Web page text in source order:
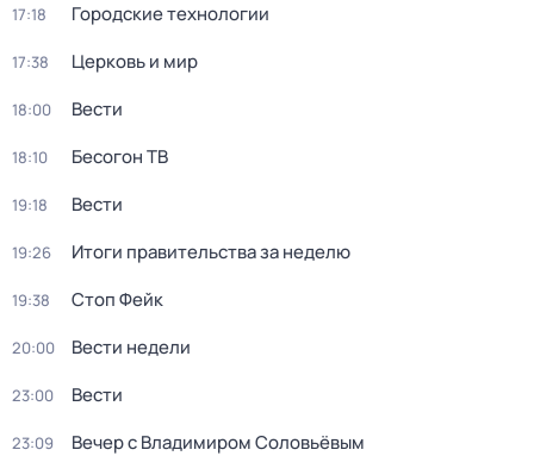
17:18 Городские технологии
17:38 Церковь и мир
18:00 Вести
18:10 Бесогон ТВ
19:18 Вести
19:26 Итоги правительства за неделю
19:38 Стоп Фейк
20:00 Вести недели
23:00 Вести
23:09 Вечер с Владимиром Соловьёвым